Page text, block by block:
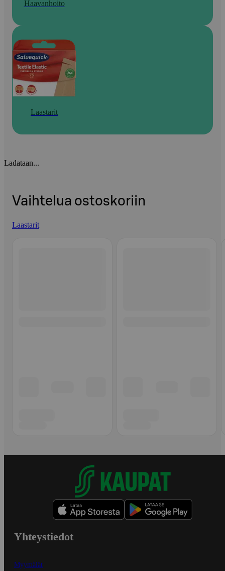
Haavanhoito
Laastarit
Ladataan...
Vaihtelua ostoskoriin
Laastarit
Yhteystiedot
Myymälät